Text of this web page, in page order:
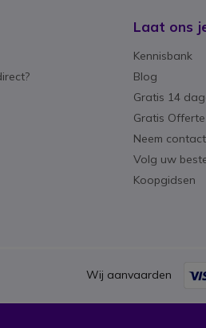
Laat ons
Kennisbank
Blog
Gratis 14
Gratis Offerte
Neem
Volg uw
Koopgidsen
Wij aanvaarden